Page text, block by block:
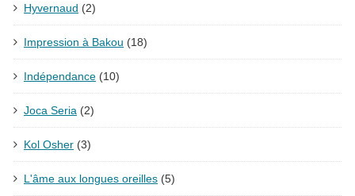
Hyvernaud (2)
Impression à Bakou (18)
Indépendance (10)
Joca Seria (2)
Kol Osher (3)
L'âme aux longues oreilles (5)